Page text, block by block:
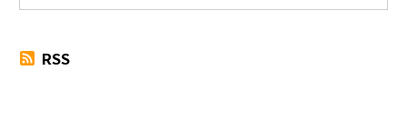
RSS